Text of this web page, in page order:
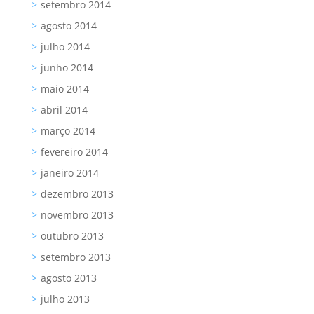
setembro 2014
agosto 2014
julho 2014
junho 2014
maio 2014
abril 2014
março 2014
fevereiro 2014
janeiro 2014
dezembro 2013
novembro 2013
outubro 2013
setembro 2013
agosto 2013
julho 2013